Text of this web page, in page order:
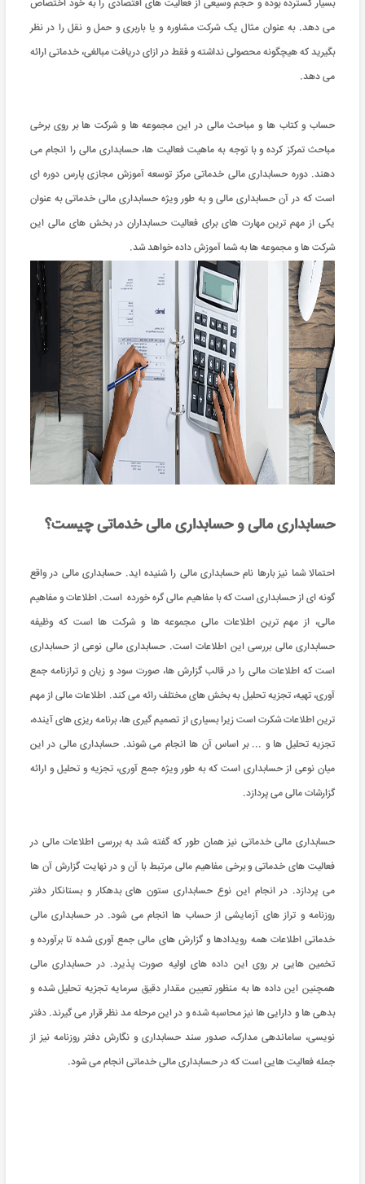
بسیار گسترده بوده و حجم وسیعی از فعالیت های اقتصادی را به خود اختصاص
می دهد. به عنوان مثال یک شرکت مشاوره و یا باربری و حمل و نقل را در نظر
بگیرید که هیچگونه محصولی نداشته و فقط در ازای دریافت مبالغی، خدماتی ارائه
می دهد.
حساب و کتاب ها و مباحث مالی در این مجموعه ها و شرکت ها بر روی برخی
مباحث تمرکز کرده و با توجه به ماهیت فعالیت ها، حسابداری مالی را انجام می
دهند. دوره حسابداری مالی خدماتی مرکز توسعه آموزش مجازی پارس دوره ای
است که در آن حسابداری مالی و به طور ویژه حسابداری مالی خدماتی به عنوان
یکی از مهم ترین مهارت های برای فعالیت حسابداران در بخش های مالی این
شرکت ها و مجموعه ها به شما آموزش داده خواهد شد.
حسابداری مالی و حسابداری مالی خدماتی چیست؟
احتمالا شما نیز بارها نام حسابداری مالی را شنیده اید. حسابداری مالی در واقع
گونه ای از حسابداری است که با مفاهیم مالی گره خورده است. اطلاعات و مفاهیم
مالی، از مهم ترین اطلاعات مالی مجموعه ها و شرکت ها است که وظیفه
حسابداری مالی بررسی این اطلاعات است. حسابداری مالی نوعی از حسابداری
است که اطلاعات مالی را در قالب گزارش ها، صورت سود و زیان و ترازنامه جمع
آوری، تهیه، تجزیه تحلیل به بخش های مختلف رائه می کند. اطلاعات مالی از مهم
ترین اطلاعات شکرت است زیرا بسیاری از تصمیم گیری ها، برنامه ریزی های آینده،
تجزیه تحلیل ها و ... بر اساس آن ها انجام می شوند. حسابداری مالی در این
میان نوعی از حسابداری است که به طور ویژه جمع آوری، تجزیه و تحلیل و ارائه
گزارشات مالی می پردازد.
حسابداری مالی خدماتی نیز همان طور که گفته شد به بررسی اطلاعات مالی در
فعالیت های خدماتی و برخی مفاهیم مالی مرتبط با آن و در نهایت گزارش آن ها
می پردازد. در انجام این نوع حسابداری ستون های بدهکار و بستانکار دفتر
روزنامه و تراز های آزمایشی از حساب ها انجام می شود. در حسابداری مالی
خدماتی اطلاعات همه رویدادها و گزارش های مالی جمع آوری شده تا برآورده و
تخمین هایی بر روی این داده های اولیه صورت پذیرد. در حسابداری مالی
همچنین این داده ها به منظور تعیین مقدار دقیق سرمایه تجزیه تحلیل شده و
بدهی ها و دارایی ها نیز محاسبه شده و در این مرحله مد نظر قرار می گیرند. دفتر
نویسی، ساماندهی مدارک، صدور سند حسابداری و نگارش دفتر روزنامه نیز از
جمله فعالیت هایی است که در حسابداری مالی خدماتی انجام می شود.